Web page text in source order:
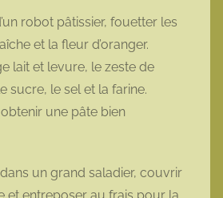
robot pâtissier, fouetter les
et la fleur d’oranger.
lait et levure, le zeste de
sucre, le sel et la farine.
une pâte bien
un grand saladier, couvrir